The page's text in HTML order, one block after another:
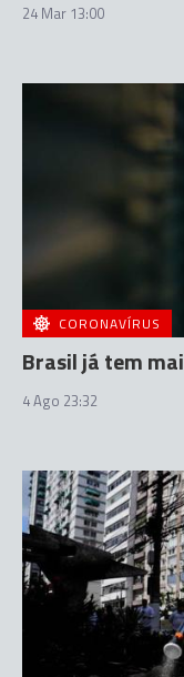
24 Mar 13:00
CORONAVÍRUS
Brasil já tem
4 Ago 23:32